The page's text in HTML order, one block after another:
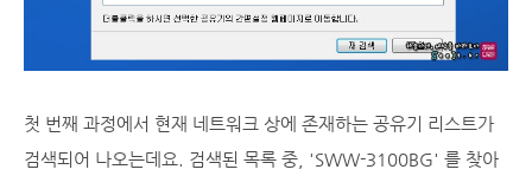
첫 번째 과정에서 현재 네트워크 상에 존재하는 공유기 리스트가
검색되어 나오는데요. 검색된 목록 중, 'SWW-3100BG' 를 찾아